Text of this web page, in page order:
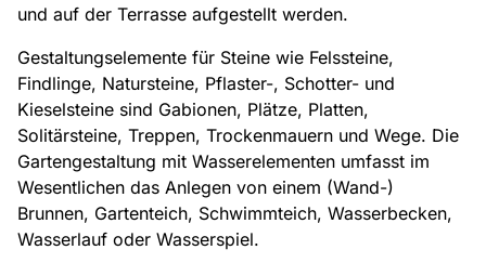
und auf der Terrasse aufgestellt werden.
Gestaltungselemente für Steine wie Felssteine,
Findlinge, Natursteine, Pflaster-, Schotter- und
Kieselsteine sind Gabionen, Plätze, Platten,
Solitärsteine, Treppen, Trockenmauern und Wege. Die
Gartengestaltung mit Wasserelementen umfasst im
Wesentlichen das Anlegen von einem (Wand-)
Brunnen, Gartenteich, Schwimmteich, Wasserbecken,
Wasserlauf oder Wasserspiel.